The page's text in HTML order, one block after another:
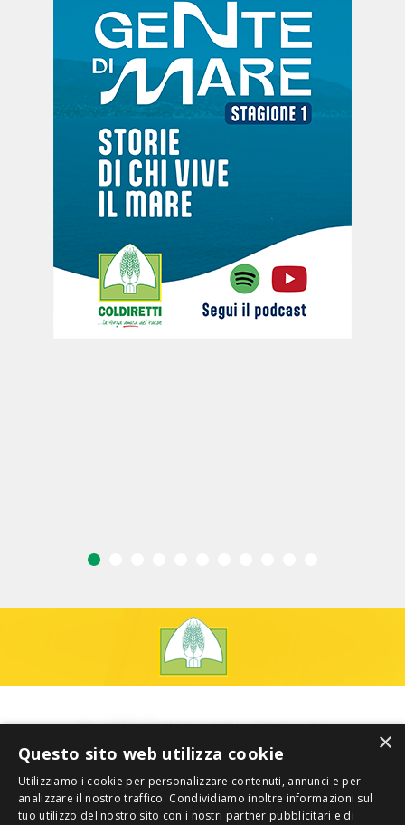
×
Questo sito web utilizza cookie
Utilizziamo i cookie per personalizzare contenuti, annunci e per
analizzare il nostro traffico. Condividiamo inoltre informazioni sul
tuo utilizzo del nostro sito con i nostri partner pubblicitari e di